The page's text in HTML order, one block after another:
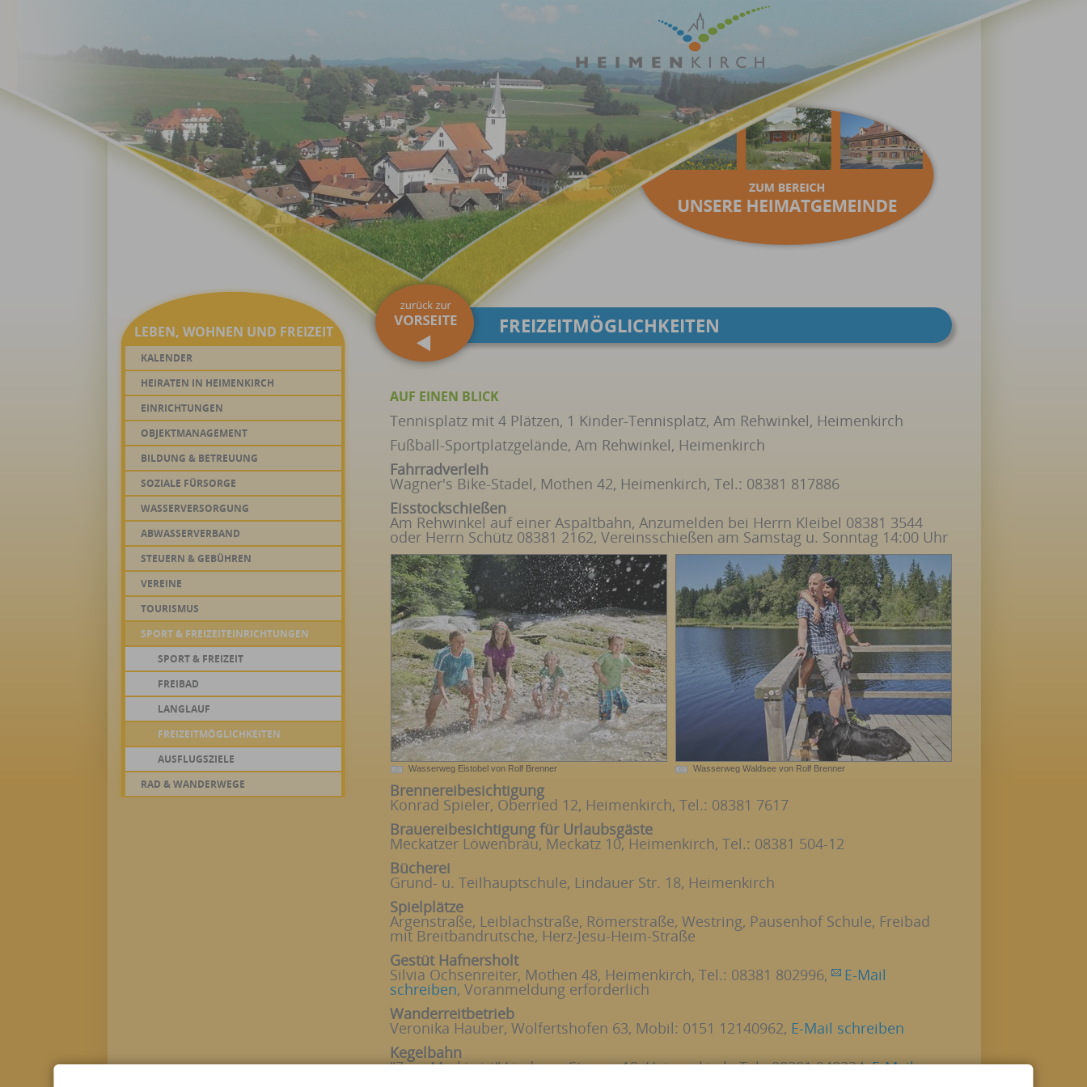
LEBEN, WOHNEN UND FREIZEIT
KALENDER
HEIRATEN IN HEIMENKIRCH
EINRICHTUNGEN
OBJEKTMANAGEMENT
BILDUNG & BETREUUNG
SOZIALE FÜRSORGE
WASSERVERSORGUNG
ABWASSERVERBAND
STEUERN & GEBÜHREN
VEREINE
TOURISMUS
SPORT & FREIZEITEINRICHTUNGEN
SPORT & FREIZEIT
FREIBAD
LANGLAUF
FREIZEITMÖGLICHKEITEN
AUSFLUGSZIELE
RAD & WANDERWEGE
FREIZEITMÖGLICHKEITEN
AUF EINEN BLICK
Tennisplatz mit 4 Plätzen, 1 Kinder-Tennisplatz, Am Rehwinkel, Heimenkirch
Fußball-Sportplatzgelände, Am Rehwinkel, Heimenkirch
Fahrradverleih
Wagner's Bike-Stadel, Mothen 42, Heimenkirch, Tel.: 08381 817886
Eisstockschießen
Am Rehwinkel auf einer Aspaltbahn, Anzumelden bei Herrn Kleibel 08381 3544
oder Herrn Schütz 08381 2162, Vereinsschießen am Samstag u. Sonntag 14:00 Uhr
Wasserweg Eistobel von Rolf Brenner Wasserweg Waldsee von Rolf Brenner
Brennereibesichtigung
Konrad Spieler, Oberried 12, Heimenkirch, Tel.: 08381 7617
Brauereibesichtigung für Urlaubsgäste
Meckatzer Löwenbräu, Meckatz 10, Heimenkirch, Tel.: 08381 504-12
Bücherei
Grund- u. Teilhauptschule, Lindauer Str. 18, Heimenkirch
Spielplätze
Argenstraße, Leiblachstraße, Römerstraße, Westring, Pausenhof Schule, Freibad
mit Breitbandrutsche, Herz-Jesu-Heim-Straße
Gestüt Hafnersholt
Silvia Ochsenreiter, Mothen 48, Heimenkirch, Tel.: 08381 802996, E-Mail
schreiben, Voranmeldung erforderlich
Wanderreitbetrieb
Veronika Hauber, Wolfertshofen 63, Mobil: 0151 12140962, E-Mail schreiben
Kegelbahn
"Zum Marktwirt" Lindauer Strasse 19, Heimenkirch, Tel.: 08381 948324,E-Mail